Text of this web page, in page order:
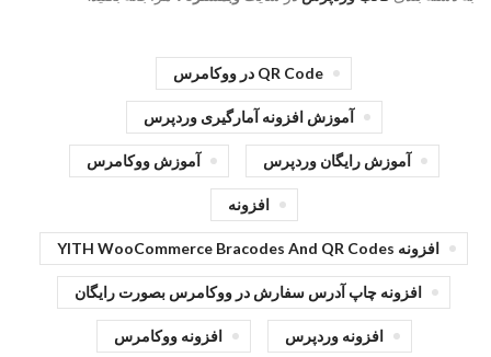
QR Code در ووکامرس
آموزش افزونه آمارگیری وردپرس
آموزش رایگان وردپرس آموزش ووکامرس
افزونه
افزونه YITH WooCommerce Bracodes And QR Codes
افزونه چاپ آدرس سفارش در ووکامرس بصورت رایگان
افزونه وردپرس افزونه ووکامرس